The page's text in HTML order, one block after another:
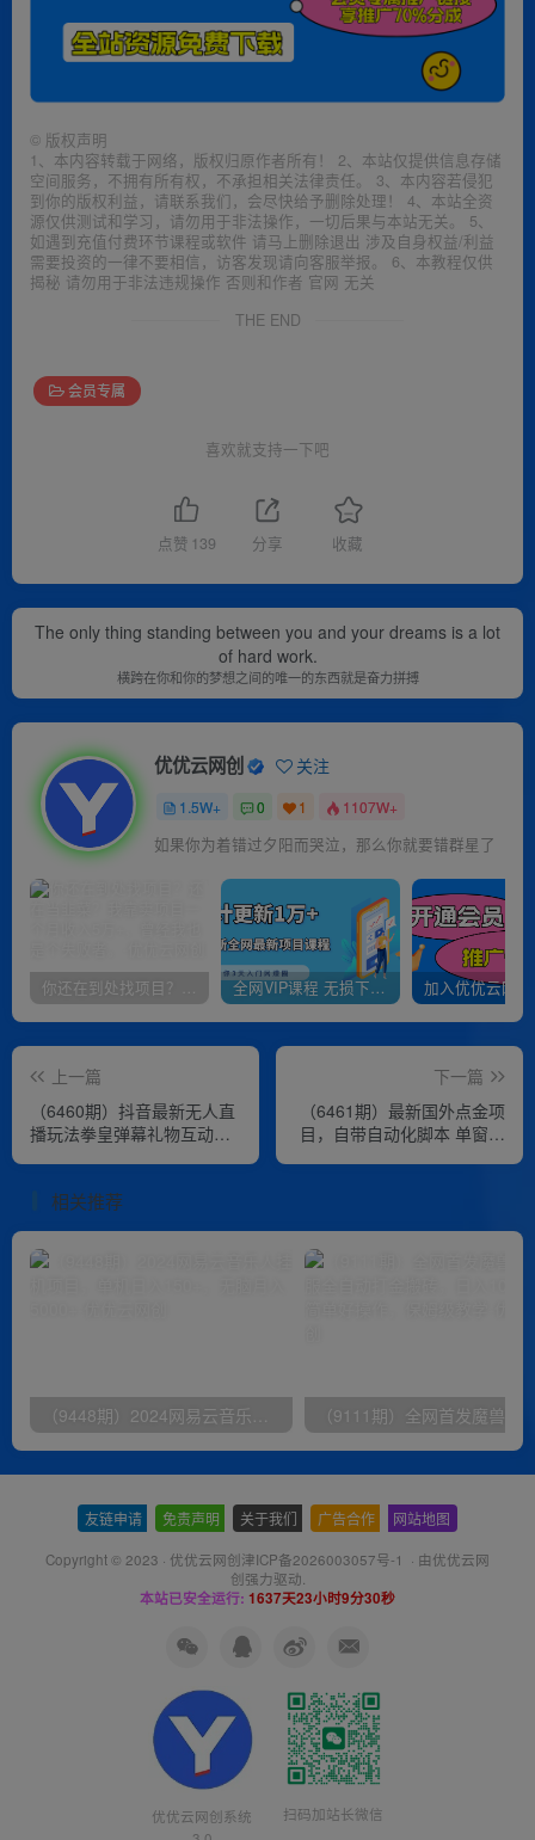
© 版权声明
1、本内容转载于网络，版权归原作者所有！ 2、本站仅提供信息存储
空间服务，不拥有所有权，不承担相关法律责任。 3、本内容若侵犯
到你的版权利益，请联系我们，会尽快给予删除处理！ 4、本站全资
源仅供测试和学习，请勿用于非法操作，一切后果与本站无关。 5、
如遇到充值付费环节课程或软件 请马上删除退出 涉及自身权益/利益
需要投资的一律不要相信，访客发现请向客服举报。 6、本教程仅供
揭秘 请勿用于非法违规操作 否则和作者 官网 无关
THE END
会员专属
喜欢就支持一下吧
点赞 139 分享 收藏
The only thing standing between you and your dreams is a lot
of hard work.
横跨在你和你的梦想之间的唯一的东西就是奋力拼搏
优优云网创 关注
1.5W+ 0 1 1107W+
如果你为着错过夕阳而哭泣，那么你就要错群星了
你还在到处找项目？还在当韭菜？我靠卖项目一个月收入5万+，曾经我也是个失败者。 全网VIP课程 无损下载~
上一篇
（6460期）抖音最新无人直
播玩法拳皇弹幕礼物互动小
下一篇
（6461期）最新国外点金项
目，自带自动化脚本 单窗口
相关推荐
友链申请 免责声明 关于我们 广告合作 网站地图
Copyright © 2023 · 优优云网创津ICP备2026003057号-1 · 由优优云网
创强力驱动.
本站已安全运行: 1637天23小时9分31秒
优优云网创系统
扫码加站长微信